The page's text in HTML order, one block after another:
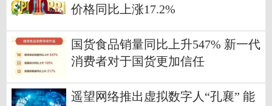
价格同比上涨17.2%
国货食品销量同比上升547% 新一代
消费者对于国货更加信任
遥望网络推出虚拟数字人“孔襄” 能